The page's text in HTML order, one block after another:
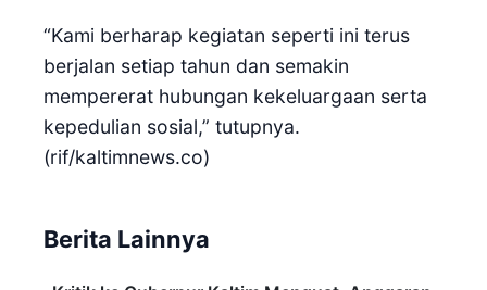
“Kami berharap kegiatan seperti ini terus
berjalan setiap tahun dan semakin
mempererat hubungan kekeluargaan serta
kepedulian sosial,” tutupnya.
(rif/kaltimnews.co)
Berita Lainnya